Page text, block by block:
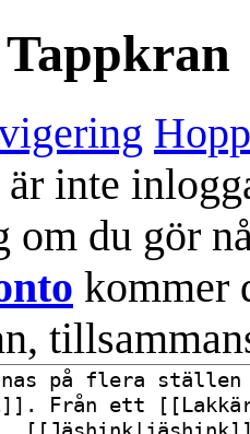
Tappkran
inte
du gör
kommer